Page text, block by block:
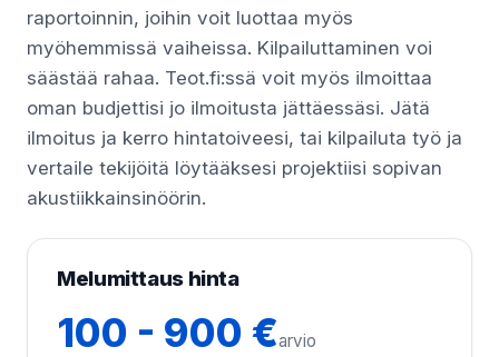
raportoinnin, joihin voit luottaa myös
myöhemmissä vaiheissa. Kilpailuttaminen voi
säästää rahaa. Teot.fi:ssä voit myös ilmoittaa
oman budjettisi jo ilmoitusta jättäessäsi. Jätä
ilmoitus ja kerro hintatoiveesi, tai kilpailuta työ ja
vertaile tekijöitä löytääksesi projektiisi sopivan
akustiikkainsinöörin.
Melumittaus hinta
100 - 900 €arvio